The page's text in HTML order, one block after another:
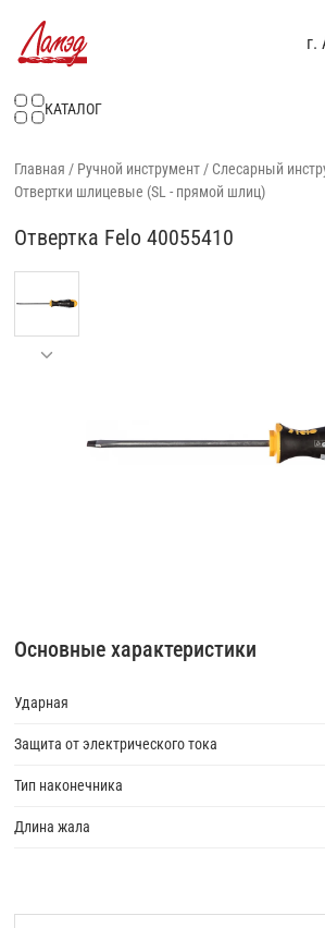
г.
КАТАЛОГ
Главная / Ручной инструмент / Слесарный
Отвертки шлицевые (SL - прямой шлиц)
Отвертка Felo 40055410
Основные характеристики
Ударная
Защита от электрического тока
Тип наконечника
Длина жала